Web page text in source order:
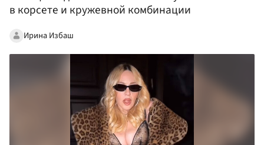
в корсете и кружевной комбинации
Ирина Избаш